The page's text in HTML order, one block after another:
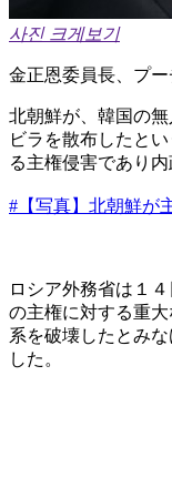
사진 크게보기
金正恩委員長、プー
北朝鮮が、韓国の
ビラを散布したと
る主権侵害であり
#【写真】北朝鮮が
ロシア外務省は１
の主権に対する重
系を破壊したとみ
した。